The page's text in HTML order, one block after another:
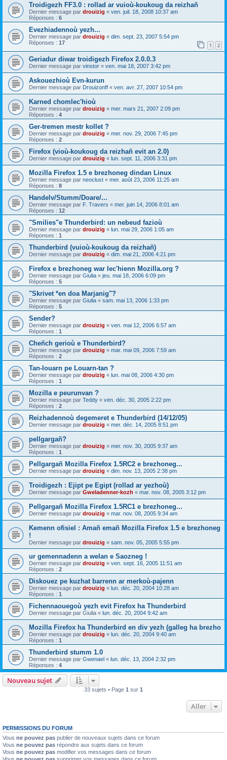
Troidigezh FF3.0 : rollad ar vuioù-koukoug da reizhañ
Dernier message par drouizig « ven. juil. 18, 2008 10:37 am
Réponses : 6
Evezhiadennoù yezh...
Dernier message par drouizig « dim. sept. 23, 2007 5:54 pm
Réponses : 17 1 2
Geriadur diwar troidigezh Firefox 2.0.0.3
Dernier message par vinstor « ven. mai 18, 2007 3:42 pm
Askouezhioù Evn-kurun
Dernier message par Drouizonff « ven. avr. 27, 2007 10:54 pm
Karned chomlec'hioù
Dernier message par drouizig « mer. mars 21, 2007 2:09 pm
Réponses : 4
Ger-tremen mestr kollet ?
Dernier message par drouizig « mer. nov. 29, 2006 7:45 pm
Réponses : 2
Firefox (vioù-koukoug da reizhañ evit an 2.0)
Dernier message par drouizig « lun. sept. 11, 2006 3:31 pm
Mozilla Firefox 1.5 e brezhoneg dindan Linux
Dernier message par neoclust « mer. août 23, 2006 11:25 am
Réponses : 8
Handelv/Stumm/Doare/...
Dernier message par F. Travers « mer. juin 14, 2006 8:01 am
Réponses : 12
"Smilies"e Thunderbird: un nebeud fazioù
Dernier message par drouizig « lun. mai 29, 2006 1:05 am
Réponses : 1
Thunderbird (vuioù-koukoug da reizhañ)
Dernier message par drouizig « dim. mai 21, 2006 4:21 pm
Firefox e brezhoneg war lec'hienn Mozilla.org ?
Dernier message par Giulia « jeu. mai 18, 2006 6:09 pm
Réponses : 5
"Skrivet *en doa Marjanig"?
Dernier message par Giulia « sam. mai 13, 2006 1:33 pm
Réponses : 5
Sender?
Dernier message par drouizig « ven. mai 12, 2006 6:57 am
Réponses : 1
Cheñch gerioù e Thunderbird?
Dernier message par drouizig « mar. mai 09, 2006 7:59 am
Réponses : 2
Tan-louarn pe Louarn-tan ?
Dernier message par drouizig « lun. mai 08, 2006 4:30 pm
Réponses : 1
Mozilla e peurunvan ?
Dernier message par Teddy « ven. déc. 30, 2005 2:22 pm
Réponses : 2
Reizhadennoù degemeret e Thunderbird (14/12/05)
Dernier message par drouizig « mer. déc. 14, 2005 8:51 pm
pellgargañ?
Dernier message par drouizig « mer. nov. 30, 2005 9:37 am
Réponses : 1
Pellgargañ Mozilla Firefox 1.5RC2 e brezhoneg...
Dernier message par drouizig « dim. nov. 13, 2005 2:38 pm
Troidigezh : Ejipt pe Egipt (rollad ar yezhoù)
Dernier message par Gweladenner-kozh « mar. nov. 08, 2005 3:12 pm
Pellgargañ Mozilla Firefox 1.5RC1 e brezhoneg...
Dernier message par drouizig « mar. nov. 08, 2005 9:34 am
Kemenn ofisiel : Amañ emañ Mozilla Firefox 1.5 e brezhoneg
!
Dernier message par drouizig « sam. nov. 05, 2005 5:55 pm
ur gemennadenn a welan e Saozneg !
Dernier message par drouizig « ven. sept. 16, 2005 11:51 am
Réponses : 2
Diskouez pe kuzhat barrenn ar merkoù-pajenn
Dernier message par drouizig « lun. déc. 20, 2004 10:28 am
Réponses : 1
Fichennaouegoù yezh evit Firefox ha Thunderbird
Dernier message par Giulia « lun. déc. 20, 2004 9:42 am
Mozilla Firefox ha Thunderbird en div yezh (galleg ha brezho
Dernier message par drouizig « lun. déc. 20, 2004 9:40 am
Réponses : 1
Thunderbird stumm 1.0
Dernier message par Gwenael « lun. déc. 13, 2004 2:32 pm
Réponses : 4
Nouveau sujet
33 sujets • Page 1 sur 1
Aller
PERMISSIONS DU FORUM
Vous ne pouvez pas publier de nouveaux sujets dans ce forum
Vous ne pouvez pas répondre aux sujets dans ce forum
Vous ne pouvez pas modifier vos messages dans ce forum